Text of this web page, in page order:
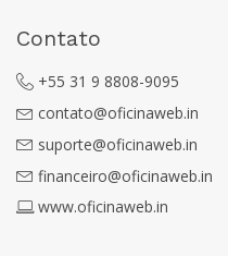
Contato
+55 31 9 8808-9095
contato@oficinaweb.in
suporte@oficinaweb.in
financeiro@oficinaweb.in
www.oficinaweb.in